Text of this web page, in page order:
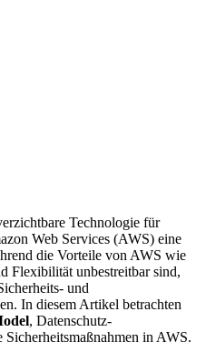
Technologie für
Web Services (AWS) eine
die Vorteile von AWS wie
Flexibilität unbestreitbar sind,
und
In diesem Artikel betrachten
, Datenschutz-
in AWS.